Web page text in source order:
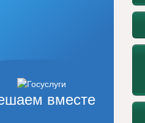
вместе